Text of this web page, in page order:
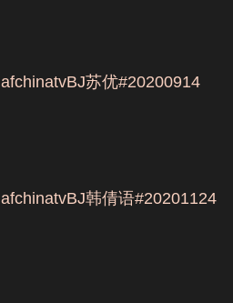
afchinatvBJ苏优#20200914
afchinatvBJ韩倩语#20201124